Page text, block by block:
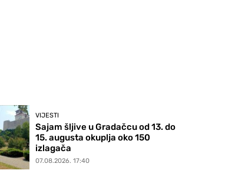
VIJESTI
Sajam šljive u Gradačcu od 13. do
15. augusta okuplja oko 150
izlagača
07.08.2026. 17:40